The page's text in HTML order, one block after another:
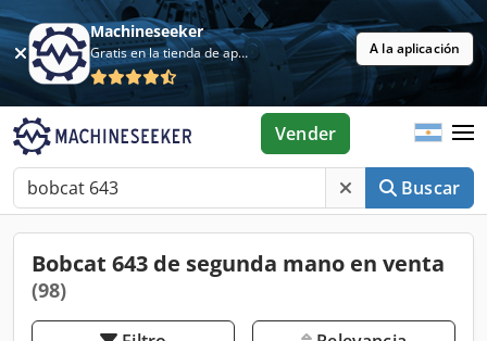
Machineseeker
Gratis en la tienda de aplicaciones A la aplicación
Buscar
Vender
Bobcat 643 de segunda mano en venta
(98)